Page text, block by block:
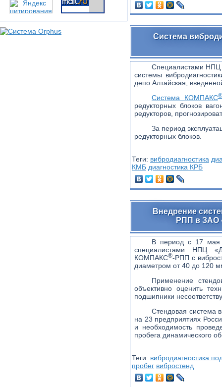
Система
Специалистами НПЦ
системы
депо Алтайская,
Система КОМПАКС®
редукторных блоков
редукторов,
За период
редукторных блоков.
Теги: вибродиагностика
КМБ диагностика КРБ
Внедрение
РПП в ЗАО
В период с 17 мая
специалистами НПЦ
КОМПАКС®-РПП с
диаметром от 40 до 120
Применение
объективно оценить
подшипники
Стендовая система
на 23 предприятиях
и необходимость
пробега динамического
Теги: вибродиагностика
пробег вибростенд